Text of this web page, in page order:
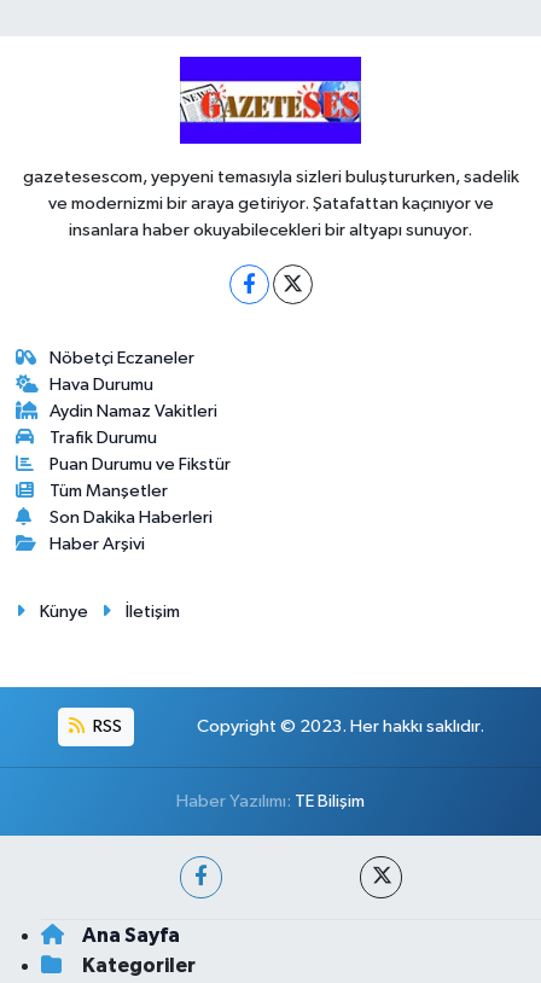
gazetesescom, yepyeni temasıyla sizleri buluştururken, sadelik
ve modernizmi bir araya getiriyor. Şatafattan kaçınıyor ve
insanlara haber okuyabilecekleri bir altyapı sunuyor.
Nöbetçi Eczaneler
Hava Durumu
Aydin Namaz Vakitleri
Trafik Durumu
Puan Durumu ve Fikstür
Tüm Manşetler
Son Dakika Haberleri
Haber Arşivi
Künye İletişim
RSS Copyright © 2023. Her hakkı saklıdır.
Haber Yazılımı: TE Bilişim
Ana Sayfa
Kategoriler